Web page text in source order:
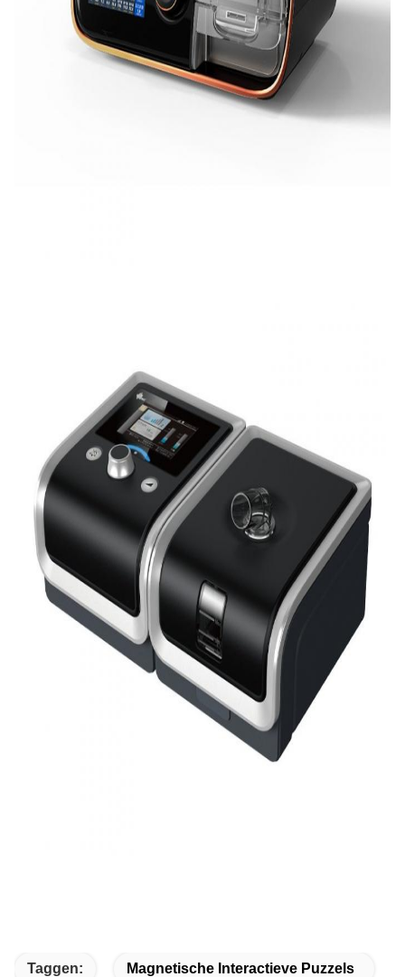
Taggen: Magnetische Interactieve Puzzels